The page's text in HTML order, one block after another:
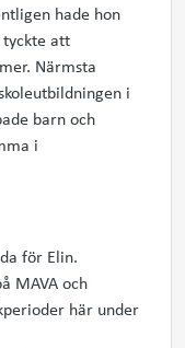
hade hon
att
Närmsta
i
barn och
i
för Elin.
MAVA och
här under